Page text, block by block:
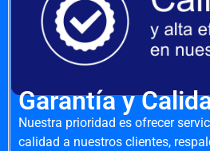
Garantía y
Nuestra prioridad es ofrecer
calidad a nuestros clientes,